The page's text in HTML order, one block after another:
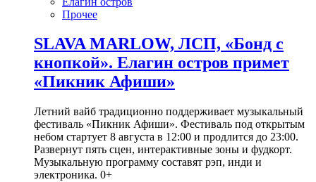
Прочее
SLAVA MARLOW, ЛСП, «Бонд с
кнопкой». Елагин остров примет
«Пикник Афиши»
Летний вайб традиционно поддерживает музыкальный
фестиваль «Пикник Афиши». Фестиваль под открытым
небом стартует 8 августа в 12:00 и продлится до 23:00.
Развернут пять сцен, интерактивные зоны и фудкорт.
Музыкальную программу составят рэп, инди и
электроника. 0+